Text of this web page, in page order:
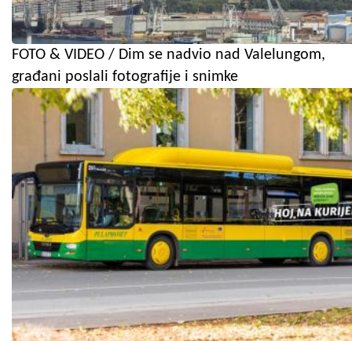
FOTO & VIDEO / Dim se nadvio nad Valelungom,
građani poslali fotografije i snimke